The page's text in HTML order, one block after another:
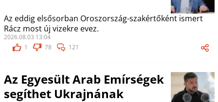
Az eddig elsősorban Oroszország-szakértőként ismert
Rácz most új vizekre evez.
2026.08.03 13:04
1
78 121
Az Egyesült Arab Emírségek
segíthet Ukrajnának